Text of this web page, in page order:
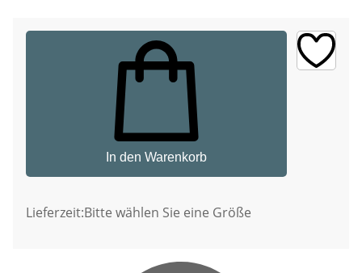
In den Warenkorb
Lieferzeit:Bitte wählen Sie eine Größe